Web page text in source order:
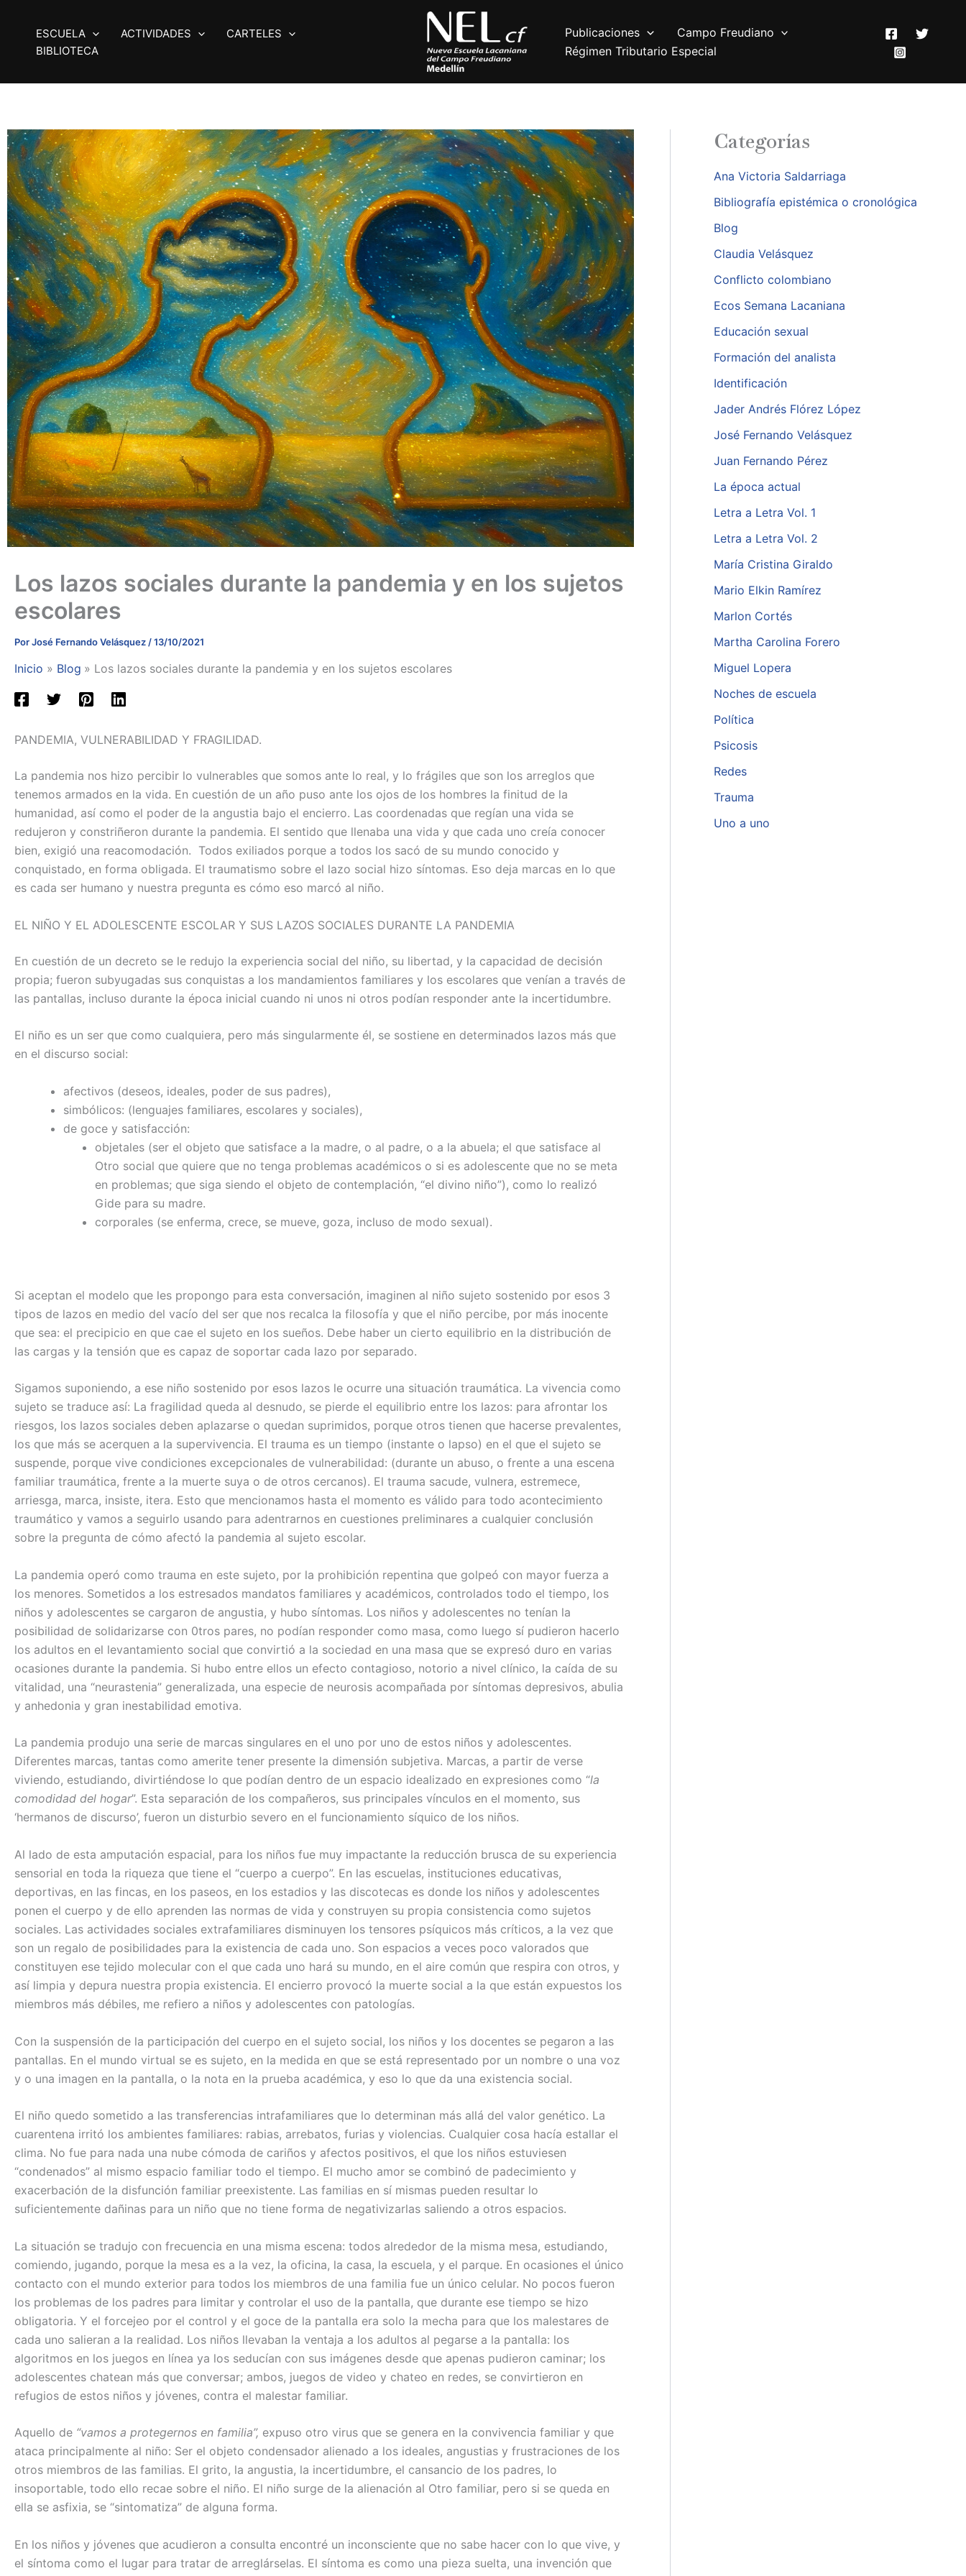
contenido
ESCUELA ACTIVIDADES
CARTELES
BIBLIOTECA
Publicaciones
Campo Freudiano
Régimen Tributario Especial
Los lazos sociales durante la pandemia y en los sujetos
escolares
PorJosé Fernando Velásquez /13/10/2021
Inicio Blog Los lazos sociales durante la pandemia y en los sujetos escolares
PANDEMIA, VULNERABILIDAD Y FRAGILIDAD.
La pandemia nos hizo percibir lo vulnerables que somos ante lo real, y lo frágiles que son los arreglos que
tenemos armados en la vida. En cuestión de un año puso ante los ojos de los hombres la finitud de la
humanidad, así como el poder de la angustia bajo el encierro. Las coordenadas que regían una vida se
redujeron y constriñeron durante la pandemia. El sentido que llenaba una vida y que cada uno creía conocer
bien, exigió una reacomodación. Todos exiliados porque a todos los sacó de su mundo conocido y
conquistado, en forma obligada. El traumatismo sobre el lazo social hizo síntomas. Eso deja marcas en lo que
es cada ser humano y nuestra pregunta es cómo eso marcó al niño.
EL NIÑO Y EL ADOLESCENTE ESCOLAR Y SUS LAZOS SOCIALES DURANTE LA PANDEMIA
En cuestión de un decreto se le redujo la experiencia social del niño, su libertad, y la capacidad de decisión
propia; fueron subyugadas sus conquistas a los mandamientos familiares y los escolares que venían a través de
las pantallas, incluso durante la época inicial cuando ni unos ni otros podían responder ante la incertidumbre.
El niño es un ser que como cualquiera, pero más singularmente él, se sostiene en determinados lazos más que
en el discurso social:
afectivos (deseos, ideales, poder de sus padres),
simbólicos: (lenguajes familiares, escolares y sociales),
de goce y satisfacción:
objetales (ser el objeto que satisface a la madre, o al padre, o a la abuela; el que satisface al
Otro social que quiere que no tenga problemas académicos o si es adolescente que no se meta
en problemas; que siga siendo el objeto de contemplación, “el divino niño”), como lo realizó
Gide para su madre.
corporales (se enferma, crece, se mueve, goza, incluso de modo sexual).
Si aceptan el modelo que les propongo para esta conversación, imaginen al niño sujeto sostenido por esos 3
tipos de lazos en medio del vacío del ser que nos recalca la filosofía y que el niño percibe, por más inocente
que sea: el precipicio en que cae el sujeto en los sueños. Debe haber un cierto equilibrio en la distribución de
las cargas y la tensión que es capaz de soportar cada lazo por separado.
Sigamos suponiendo, a ese niño sostenido por esos lazos le ocurre una situación traumática. La vivencia como
sujeto se traduce así: La fragilidad queda al desnudo, se pierde el equilibrio entre los lazos: para afrontar los
riesgos, los lazos sociales deben aplazarse o quedan suprimidos, porque otros tienen que hacerse prevalentes,
los que más se acerquen a la supervivencia. El trauma es un tiempo (instante o lapso) en el que el sujeto se
suspende, porque vive condiciones excepcionales de vulnerabilidad: (durante un abuso, o frente a una escena
familiar traumática, frente a la muerte suya o de otros cercanos). El trauma sacude, vulnera, estremece,
arriesga, marca, insiste, itera. Esto que mencionamos hasta el momento es válido para todo acontecimiento
traumático y vamos a seguirlo usando para adentrarnos en cuestiones preliminares a cualquier conclusión
sobre la pregunta de cómo afectó la pandemia al sujeto escolar.
La pandemia operó como trauma en este sujeto, por la prohibición repentina que golpeó con mayor fuerza a
los menores. Sometidos a los estresados mandatos familiares y académicos, controlados todo el tiempo, los
niños y adolescentes se cargaron de angustia, y hubo síntomas. Los niños y adolescentes no tenían la
posibilidad de solidarizarse con 0tros pares, no podían responder como masa, como luego sí pudieron hacerlo
los adultos en el levantamiento social que convirtió a la sociedad en una masa que se expresó duro en varias
ocasiones durante la pandemia. Si hubo entre ellos un efecto contagioso, notorio a nivel clínico, la caída de su
vitalidad, una “neurastenia” generalizada, una especie de neurosis acompañada por síntomas depresivos, abulia
y anhedonia y gran inestabilidad emotiva.
La pandemia produjo una serie de marcas singulares en el uno por uno de estos niños y adolescentes.
Diferentes marcas, tantas como amerite tener presente la dimensión subjetiva. Marcas, a partir de verse
viviendo, estudiando, divirtiéndose lo que podían dentro de un espacio idealizado en expresiones como “la
comodidad del hogar”. Esta separación de los compañeros, sus principales vínculos en el momento, sus
‘hermanos de discurso’, fueron un disturbio severo en el funcionamiento síquico de los niños.
Al lado de esta amputación espacial, para los niños fue muy impactante la reducción brusca de su experiencia
sensorial en toda la riqueza que tiene el “cuerpo a cuerpo”. En las escuelas, instituciones educativas,
deportivas, en las fincas, en los paseos, en los estadios y las discotecas es donde los niños y adolescentes
ponen el cuerpo y de ello aprenden las normas de vida y construyen su propia consistencia como sujetos
sociales. Las actividades sociales extrafamiliares disminuyen los tensores psíquicos más críticos, a la vez que
son un regalo de posibilidades para la existencia de cada uno. Son espacios a veces poco valorados que
constituyen ese tejido molecular con el que cada uno hará su mundo, en el aire común que respira con otros, y
así limpia y depura nuestra propia existencia. El encierro provocó la muerte social a la que están expuestos los
miembros más débiles, me refiero a niños y adolescentes con patologías.
Con la suspensión de la participación del cuerpo en el sujeto social, los niños y los docentes se pegaron a las
pantallas. En el mundo virtual se es sujeto, en la medida en que se está representado por un nombre o una voz
y o una imagen en la pantalla, o la nota en la prueba académica, y eso lo que da una existencia social.
El niño quedo sometido a las transferencias intrafamiliares que lo determinan más allá del valor genético. La
cuarentena irritó los ambientes familiares: rabias, arrebatos, furias y violencias. Cualquier cosa hacía estallar el
clima. No fue para nada una nube cómoda de cariños y afectos positivos, el que los niños estuviesen
“condenados” al mismo espacio familiar todo el tiempo. El mucho amor se combinó de padecimiento y
exacerbación de la disfunción familiar preexistente. Las familias en sí mismas pueden resultar lo
suficientemente dañinas para un niño que no tiene forma de negativizarlas saliendo a otros espacios.
La situación se tradujo con frecuencia en una misma escena: todos alrededor de la misma mesa, estudiando,
comiendo, jugando, porque la mesa es a la vez, la oficina, la casa, la escuela, y el parque. En ocasiones el único
contacto con el mundo exterior para todos los miembros de una familia fue un único celular. No pocos fueron
los problemas de los padres para limitar y controlar el uso de la pantalla, que durante ese tiempo se hizo
obligatoria. Y el forcejeo por el control y el goce de la pantalla era solo la mecha para que los malestares de
cada uno salieran a la realidad. Los niños llevaban la ventaja a los adultos al pegarse a la pantalla: los
algoritmos en los juegos en línea ya los seducían con sus imágenes desde que apenas pudieron caminar; los
adolescentes chatean más que conversar; ambos, juegos de video y chateo en redes, se convirtieron en
refugios de estos niños y jóvenes, contra el malestar familiar.
Aquello de “vamos a protegernos en familia”, expuso otro virus que se genera en la convivencia familiar y que
ataca principalmente al niño: Ser el objeto condensador alienado a los ideales, angustias y frustraciones de los
otros miembros de las familias. El grito, la angustia, la incertidumbre, el cansancio de los padres, lo
insoportable, todo ello recae sobre el niño. El niño surge de la alienación al Otro familiar, pero si se queda en
ella se asfixia, se “sintomatiza” de alguna forma.
En los niños y jóvenes que acudieron a consulta encontré un inconsciente que no sabe hacer con lo que vive, y
el síntoma como el lugar para tratar de arreglárselas. El síntoma es como una pieza suelta, una invención que
Categorías
Ana Victoria Saldarriaga
Bibliografía epistémica o cronológica
Blog
Claudia Velásquez
Conflicto colombiano
Ecos Semana Lacaniana
Educación sexual
Formación del analista
Identificación
Jader Andrés Flórez López
José Fernando Velásquez
Juan Fernando Pérez
La época actual
Letra a Letra Vol. 1
Letra a Letra Vol. 2
María Cristina Giraldo
Mario Elkin Ramírez
Marlon Cortés
Martha Carolina Forero
Miguel Lopera
Noches de escuela
Política
Psicosis
Redes
Trauma
Uno a uno